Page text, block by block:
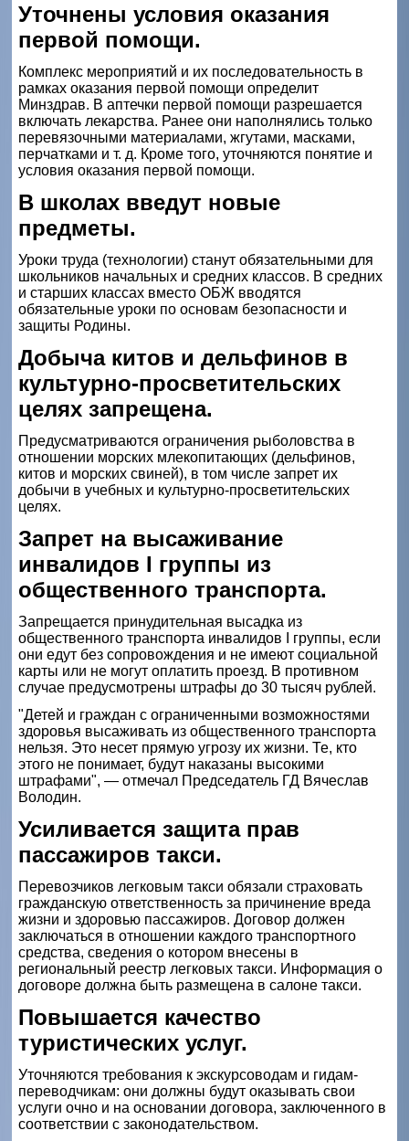
Уточнены условия оказания
первой помощи.
Комплекс мероприятий и их последовательность в
рамках оказания первой помощи определит
Минздрав. В аптечки первой помощи разрешается
включать лекарства. Ранее они наполнялись только
перевязочными материалами, жгутами, масками,
перчатками и т. д. Кроме того, уточняются понятие и
условия оказания первой помощи.
В школах введут новые
предметы.
Уроки труда (технологии) станут обязательными для
школьников начальных и средних классов. В средних
и старших классах вместо ОБЖ вводятся
обязательные уроки по основам безопасности и
защиты Родины.
Добыча китов и дельфинов в
культурно-просветительских
целях запрещена.
Предусматриваются ограничения рыболовства в
отношении морских млекопитающих (дельфинов,
китов и морских свиней), в том числе запрет их
добычи в учебных и культурно­-просветительских
целях.
Запрет на высаживание
инвалидов I группы из
общественного транспорта.
Запрещается принудительная высадка из
общественного транспорта инвалидов I группы, если
они едут без сопровождения и не имеют социальной
карты или не могут оплатить проезд. В противном
случае предусмотрены штрафы до 30 тысяч рублей.
"Детей и граждан с ограниченными возможностями
здоровья высаживать из общественного транспорта
нельзя. Это несет прямую угрозу их жизни. Те, кто
этого не понимает, будут наказаны высокими
штрафами", — отмечал Председатель ГД Вячеслав
Володин.
Усиливается защита прав
пассажиров такси.
Перевозчиков легковым такси обязали страховать
гражданскую ответственность за причинение вреда
жизни и здоровью пассажиров. Договор должен
заключаться в отношении каждого транспортного
средства, сведения о котором внесены в
региональный реестр легковых такси. Информация о
договоре должна быть размещена в салоне такси.
Повышается качество
туристических услуг.
Уточняются требования к экскурсоводам и гидам-
переводчикам: они должны будут оказывать свои
услуги очно и на основании договора, заключенного в
соответствии с законодательством.